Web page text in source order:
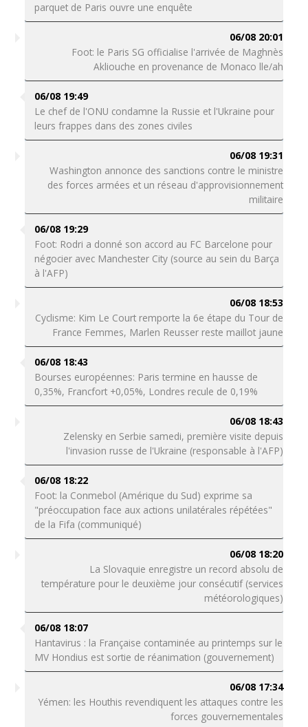
parquet de Paris ouvre une enquête
06/08 20:01
Foot: le Paris SG officialise l'arrivée de Maghnès
Akliouche en provenance de Monaco lle/ah
06/08 19:49
Le chef de l'ONU condamne la Russie et l'Ukraine pour
leurs frappes dans des zones civiles
06/08 19:31
Washington annonce des sanctions contre le ministre
des forces armées et un réseau d'approvisionnement
militaire
06/08 19:29
Foot: Rodri a donné son accord au FC Barcelone pour
négocier avec Manchester City (source au sein du Barça
à l'AFP)
06/08 18:53
Cyclisme: Kim Le Court remporte la 6e étape du Tour de
France Femmes, Marlen Reusser reste maillot jaune
06/08 18:43
Bourses européennes: Paris termine en hausse de
0,35%, Francfort +0,05%, Londres recule de 0,19%
06/08 18:43
Zelensky en Serbie samedi, première visite depuis
l'invasion russe de l'Ukraine (responsable à l'AFP)
06/08 18:22
Foot: la Conmebol (Amérique du Sud) exprime sa
"préoccupation face aux actions unilatérales répétées"
de la Fifa (communiqué)
06/08 18:20
La Slovaquie enregistre un record absolu de
température pour le deuxième jour consécutif (services
météorologiques)
06/08 18:07
Hantavirus : la Française contaminée au printemps sur le
MV Hondius est sortie de réanimation (gouvernement)
06/08 17:34
Yémen: les Houthis revendiquent les attaques contre les
forces gouvernementales